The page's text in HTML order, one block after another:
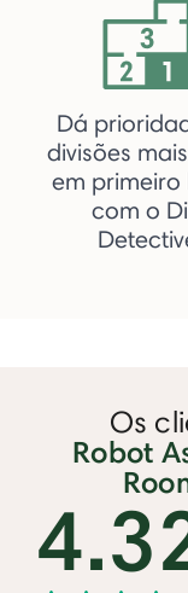
Dá
divisões
em primeiro
com o
Os
Robot